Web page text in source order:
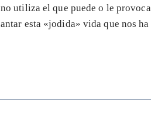
utiliza el que puede o le provoca
esta «jodida» vida que nos ha